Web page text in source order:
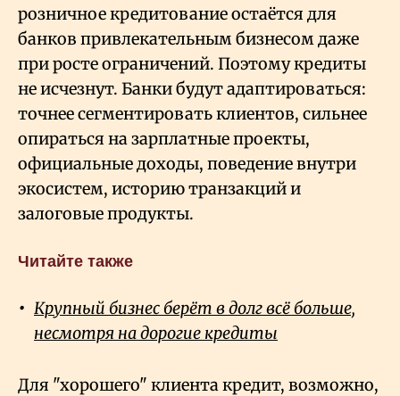
розничное кредитование остаётся для
банков привлекательным бизнесом даже
при росте ограничений. Поэтому кредиты
не исчезнут. Банки будут адаптироваться:
точнее сегментировать клиентов, сильнее
опираться на зарплатные проекты,
официальные доходы, поведение внутри
экосистем, историю транзакций и
залоговые продукты.
Читайте также
Крупный бизнес берёт в долг всё больше,
несмотря на дорогие кредиты
Для "хорошего" клиента кредит, возможно,